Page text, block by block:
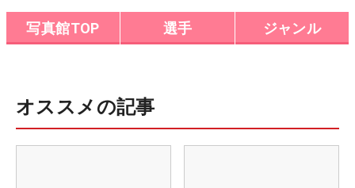
写真館TOP 選手 ジャンル
オススメの記事